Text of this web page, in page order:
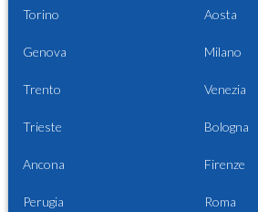
Torino Aosta
Genova Milano
Trento Venezia
Trieste Bologna
Ancona Firenze
Perugia Roma